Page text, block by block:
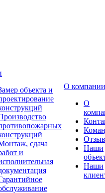
объекта и
сдача
и
О компании
О
Наши
Наши